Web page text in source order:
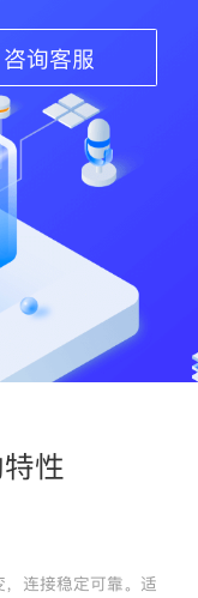
咨询客服
性
连接稳定可靠。适